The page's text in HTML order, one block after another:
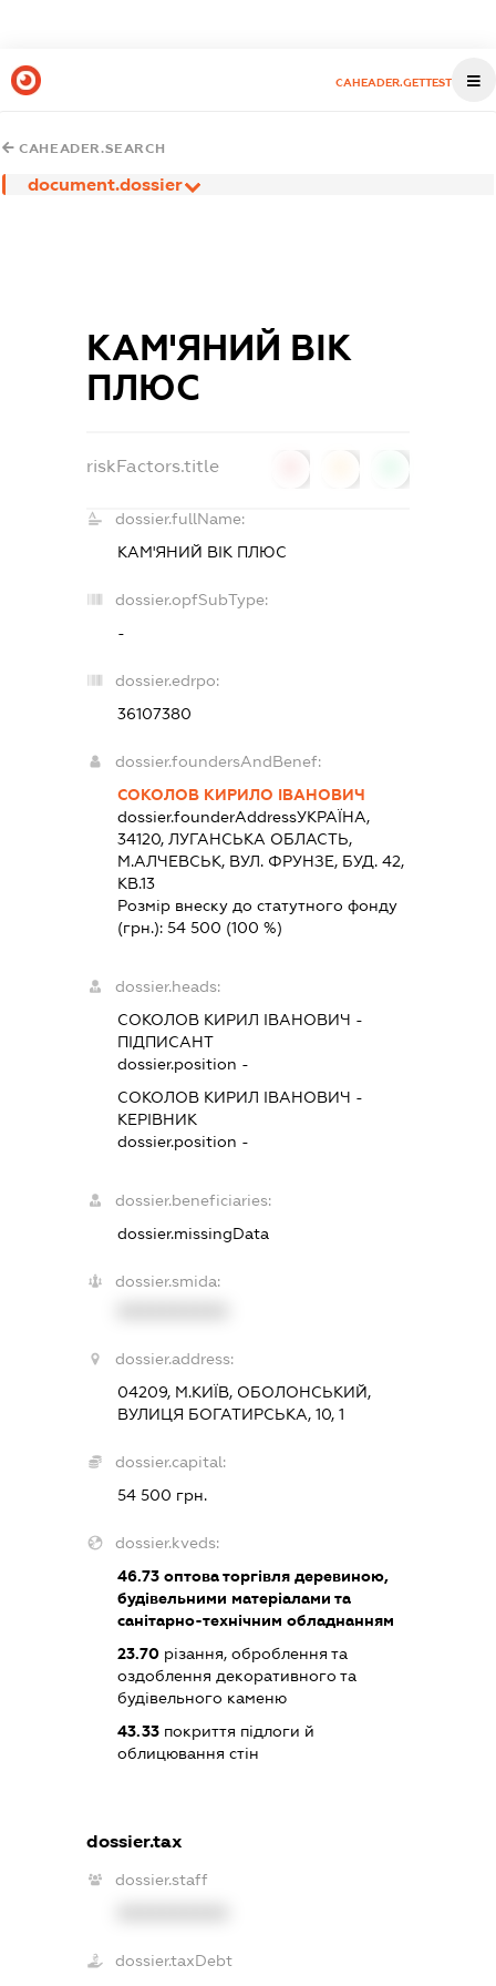
CAHEADER.GETTEST
CAHEADER.SEARCH
document.dossier
КАМ'ЯНИЙ ВІК
ПЛЮС
riskFactors.title
dossier.fullName:
КАМ'ЯНИЙ ВІК ПЛЮС
dossier.opfSubType:
-
dossier.edrpo:
36107380
dossier.foundersAndBenef:
СОКОЛОВ КИРИЛО ІВАНОВИЧ
dossier.founderAddressУКРАЇНА,
34120, ЛУГАНСЬКА ОБЛАСТЬ,
М.АЛЧЕВСЬК, ВУЛ. ФРУНЗЕ, БУД. 42,
КВ.13
Розмір внеску до статутного фонду
(грн.):54 500 (100 %)
dossier.heads:
СОКОЛОВ КИРИЛ ІВАНОВИЧ -
ПІДПИСАНТ
dossier.position -
СОКОЛОВ КИРИЛ ІВАНОВИЧ -
КЕРІВНИК
dossier.position -
dossier.beneficiaries:
dossier.missingData
dossier.smida:
dossier.address:
04209, М.КИЇВ, ОБОЛОНСЬКИЙ,
ВУЛИЦЯ БОГАТИРСЬКА, 10, 1
dossier.capital:
54 500 грн.
dossier.kveds:
46.73 оптова торгівля деревиною,
будівельними матеріалами та
санітарно-технічним обладнанням
23.70 різання, оброблення та
оздоблення декоративного та
будівельного каменю
43.33 покриття підлоги й
облицювання стін
dossier.tax
dossier.staff
dossier.taxDebt